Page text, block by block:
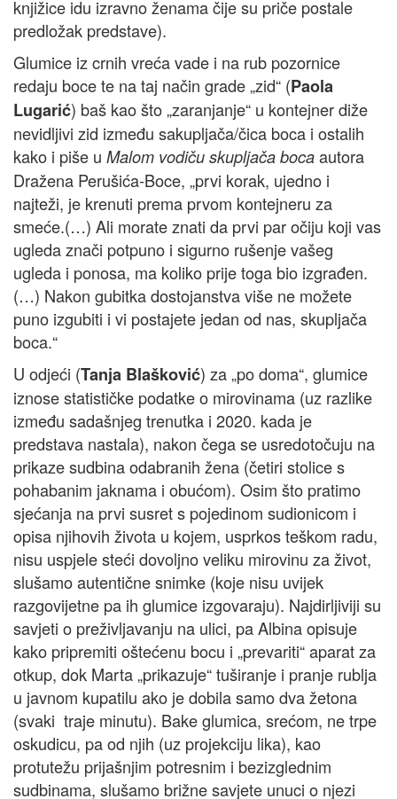
knjižice idu izravno ženama čije su priče postale
predložak predstave).
Glumice iz crnih vreća vade i na rub pozornice
redaju boce te na taj način grade „zid“ (Paola
Lugarić) baš kao što „zaranjanje“ u kontejner diže
nevidljivi zid između sakupljača/čica boca i ostalih
kako i piše u Malom vodiču skupljača boca autora
Dražena Perušića-Boce, „prvi korak, ujedno i
najteži, je krenuti prema prvom kontejneru za
smeće.(…) Ali morate znati da prvi par očiju koji vas
ugleda znači potpuno i sigurno rušenje vašeg
ugleda i ponosa, ma koliko prije toga bio izgrađen.
(…) Nakon gubitka dostojanstva više ne možete
puno izgubiti i vi postajete jedan od nas, skupljača
boca.“
U odjeći (Tanja Blašković) za „po doma“, glumice
iznose statističke podatke o mirovinama (uz razlike
između sadašnjeg trenutka i 2020. kada je
predstava nastala), nakon čega se usredotočuju na
prikaze sudbina odabranih žena (četiri stolice s
pohabanim jaknama i obućom). Osim što pratimo
sjećanja na prvi susret s pojedinom sudionicom i
opisa njihovih života u kojem, usprkos teškom radu,
nisu uspjele steći dovoljno veliku mirovinu za život,
slušamo autentične snimke (koje nisu uvijek
razgovijetne pa ih glumice izgovaraju). Najdirljiviji su
savjeti o preživljavanju na ulici, pa Albina opisuje
kako pripremiti oštećenu bocu i „prevariti“ aparat za
otkup, dok Marta „prikazuje“ tuširanje i pranje rublja
u javnom kupatilu ako je dobila samo dva žetona
(svaki traje minutu). Bake glumica, srećom, ne trpe
oskudicu, pa od njih (uz projekciju lika), kao
protutežu prijašnjim potresnim i bezizglednim
sudbinama, slušamo brižne savjete unuci o njezi